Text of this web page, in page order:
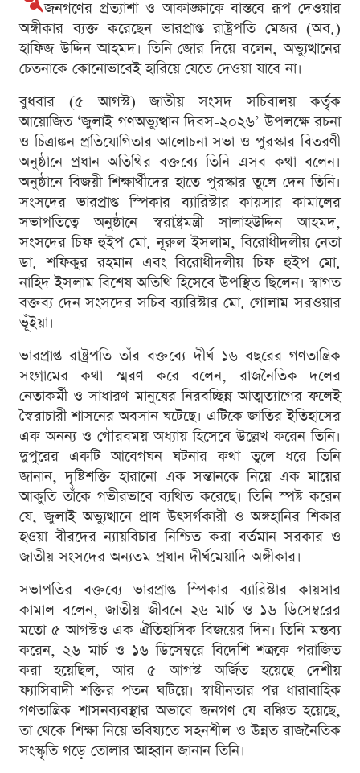
জনগণের প্রত্যাশা ও আকাঙ্ক্ষাকে বাস্তবে রূপ দেওয়ার
অঙ্গীকার ব্যক্ত করেছেন ভারপ্রাপ্ত রাষ্ট্রপতি মেজর (অব.)
হাফিজ উদ্দিন আহমদ। তিনি জোর দিয়ে বলেন, অভ্যুত্থানের
চেতনাকে কোনোভাবেই হারিয়ে যেতে দেওয়া যাবে না।
বুধবার (৫ আগস্ট) জাতীয় সংসদ সচিবালয় কর্তৃক
আয়োজিত ‘জুলাই গণঅভ্যুত্থান দিবস-২০২৬’ উপলক্ষে রচনা
ও চিত্রাঙ্কন প্রতিযোগিতার আলোচনা সভা ও পুরস্কার বিতরণী
অনুষ্ঠানে প্রধান অতিথির বক্তব্যে তিনি এসব কথা বলেন।
অনুষ্ঠানে বিজয়ী শিক্ষার্থীদের হাতে পুরস্কার তুলে দেন তিনি।
সংসদের ভারপ্রাপ্ত স্পিকার ব্যারিস্টার কায়সার কামালের
সভাপতিত্বে অনুষ্ঠানে স্বরাষ্ট্রমন্ত্রী সালাহউদ্দিন আহমদ,
সংসদের চিফ হুইপ মো. নূরুল ইসলাম, বিরোধীদলীয় নেতা
ডা. শফিকুর রহমান এবং বিরোধীদলীয় চিফ হুইপ মো.
নাহিদ ইসলাম বিশেষ অতিথি হিসেবে উপস্থিত ছিলেন। স্বাগত
বক্তব্য দেন সংসদের সচিব ব্যারিস্টার মো. গোলাম সরওয়ার
ভূঁইয়া।
ভারপ্রাপ্ত রাষ্ট্রপতি তাঁর বক্তব্যে দীর্ঘ ১৬ বছরের গণতান্ত্রিক
সংগ্রামের কথা স্মরণ করে বলেন, রাজনৈতিক দলের
নেতাকর্মী ও সাধারণ মানুষের নিরবচ্ছিন্ন আত্মত্যাগের ফলেই
স্বৈরাচারী শাসনের অবসান ঘটেছে। এটিকে জাতির ইতিহাসের
এক অনন্য ও গৌরবময় অধ্যায় হিসেবে উল্লেখ করেন তিনি।
দুপুরের একটি আবেগঘন ঘটনার কথা তুলে ধরে তিনি
জানান, দৃষ্টিশক্তি হারানো এক সন্তানকে নিয়ে এক মায়ের
আকুতি তাঁকে গভীরভাবে ব্যথিত করেছে। তিনি স্পষ্ট করেন
যে, জুলাই অভ্যুত্থানে প্রাণ উৎসর্গকারী ও অঙ্গহানির শিকার
হওয়া বীরদের ন্যায়বিচার নিশ্চিত করা বর্তমান সরকার ও
জাতীয় সংসদের অন্যতম প্রধান দীর্ঘমেয়াদি অঙ্গীকার।
সভাপতির বক্তব্যে ভারপ্রাপ্ত স্পিকার ব্যারিস্টার কায়সার
কামাল বলেন, জাতীয় জীবনে ২৬ মার্চ ও ১৬ ডিসেম্বরের
মতো ৫ আগস্টও এক ঐতিহাসিক বিজয়ের দিন। তিনি মন্তব্য
করেন, ২৬ মার্চ ও ১৬ ডিসেম্বরে বিদেশি শত্রুকে পরাজিত
করা হয়েছিল, আর ৫ আগস্ট অর্জিত হয়েছে দেশীয়
ফ্যাসিবাদী শক্তির পতন ঘটিয়ে। স্বাধীনতার পর ধারাবাহিক
গণতান্ত্রিক শাসনব্যবস্থার অভাবে জনগণ যে বঞ্চিত হয়েছে,
তা থেকে শিক্ষা নিয়ে ভবিষ্যতে সহনশীল ও উন্নত রাজনৈতিক
সংস্কৃতি গড়ে তোলার আহ্বান জানান তিনি।